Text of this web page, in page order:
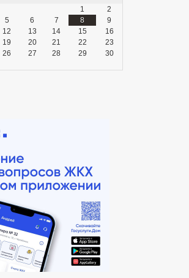
1
2
5 6 7 8
9
12 13 14 15
16
19 20 21 22
23
26 27 28 29
30